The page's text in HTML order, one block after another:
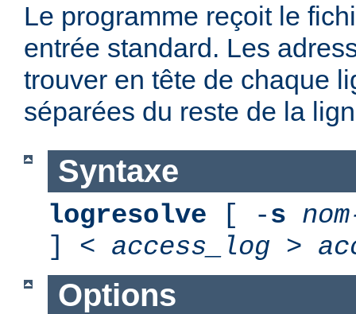
Le programme reçoit le
entrée standard. Les
trouver en tête de chaque
séparées du reste de la
Syntaxe
logresolve [ -s
] < access_log >
Options